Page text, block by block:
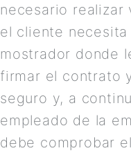
necesario realizar
el cliente
mostrador donde
firmar el contrato
seguro y, a
empleado de la
debe comprobar